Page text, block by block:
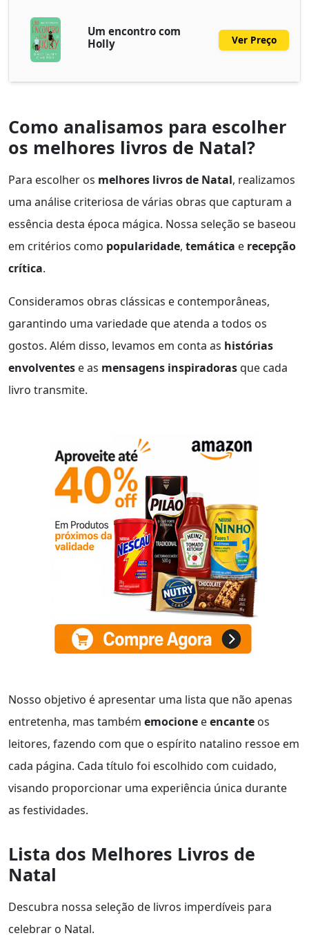
Um encontro com
Holly
Ver Preço
Como analisamos para escolher
os melhores livros de Natal?
Para escolher os melhores livros de Natal, realizamos
uma análise criteriosa de várias obras que capturam a
essência desta época mágica. Nossa seleção se baseou
em critérios como popularidade, temática e recepção
crítica.
Consideramos obras clássicas e contemporâneas,
garantindo uma variedade que atenda a todos os
gostos. Além disso, levamos em conta as histórias
envolventes e as mensagens inspiradorasque cada
livro transmite.
Nosso objetivo é apresentar uma lista que não apenas
entretenha, mas também emocione eencante os
leitores, fazendo com que o espírito natalino ressoe em
cada página. Cada título foi escolhido com cuidado,
visando proporcionar uma experiência única durante
as festividades.
Lista dos Melhores Livros de
Natal
Descubra nossa seleção de livros imperdíveis para
celebrar o Natal.